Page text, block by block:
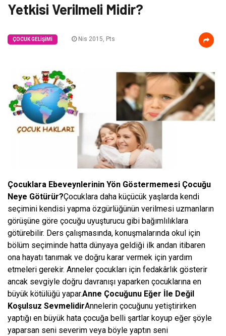
Yetkisi Verilmeli Midir?
ÇOCUK GELIŞIMI Nis 2015, Pts
Çocuklara Ebeveynlerinin Yön Göstermemesi Çocuğu
Neye Götürür?Çocuklara daha küçücük yaşlarda kendi
seçimini kendisi yapma özgürlüğünün verilmesi uzmanların
görüşüne göre çocuğu uyuşturucu gibi bağımlılıklara
götürebilir. Ders çalışmasında, konuşmalarında okul için
bölüm seçiminde hatta dünyaya geldiği ilk andan itibaren
ona hayatı tanımak ve doğru karar vermek için yardım
etmeleri gerekir. Anneler çocukları için fedakârlık gösterir
ancak sevgiyle doğru davranışı yaparken çocuklarına en
büyük kötülüğü yapar.Anne Çocuğunu Eğer İle Değil
Koşulsuz SevmelidirAnnelerin çocuğunu yetiştirirken
yaptığı en büyük hata çocuğa belli şartlar koyup eğer şöyle
yaparsan seni severim veya böyle yaptın seni